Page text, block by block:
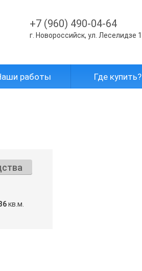
+7 (960) 490-04-64
г. Новороссийск, ул. Леселидзе 1
работы Где купить?
кв.м.